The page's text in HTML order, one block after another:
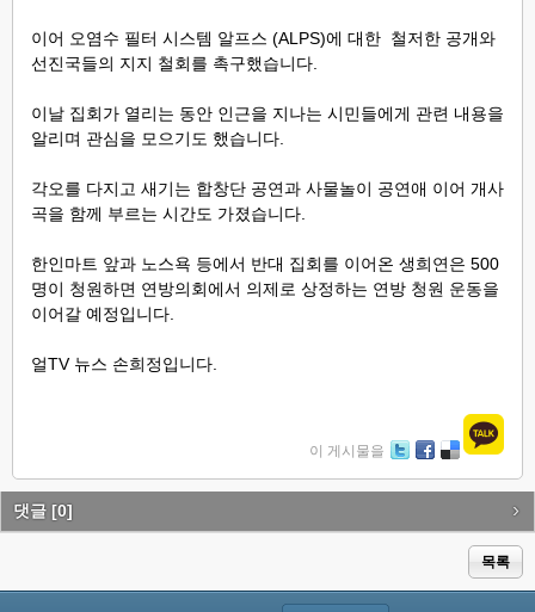
이어 오염수 필터 시스템 알프스 (ALPS)에 대한 철저한 공개와
선진국들의 지지 철회를 촉구했습니다.
이날 집회가 열리는 동안 인근을 지나는 시민들에게 관련 내용을
알리며 관심을 모으기도 했습니다.
각오를 다지고 새기는 합창단 공연과 사물놀이 공연애 이어 개사
곡을 함께 부르는 시간도 가졌습니다.
한인마트 앞과 노스욕 등에서 반대 집회를 이어온 생희연은 500
명이 청원하면 연방의회에서 의제로 상정하는 연방 청원 운동을
이어갈 예정입니다.
얼TV 뉴스 손희정입니다.
이 게시물을
itte ce lici
댓글 [0]
목록